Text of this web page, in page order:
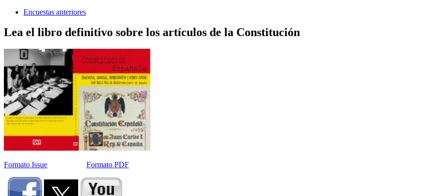
Encuestas anteriores
Lea el libro definitivo sobre los artículos de la Constitución
Formato Issue Formato PDF